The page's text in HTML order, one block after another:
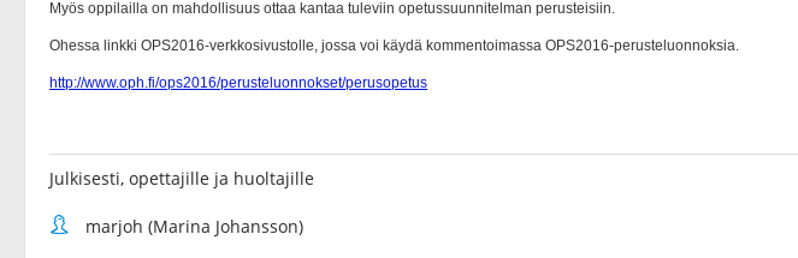
Julkisesti, opettajille ja huoltajille
marjoh (Marina Johansson)